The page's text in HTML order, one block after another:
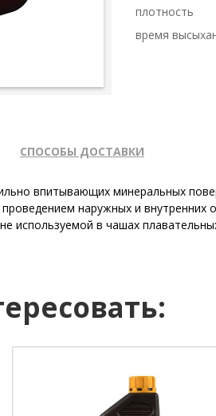
плотность
время
СПОСОБЫ ДОСТАВКИ
впитывающих минеральных
наружных и внутренних
используемой в чашах